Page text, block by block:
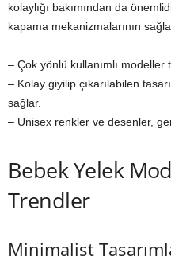
kolaylığı bakımından da
kapama mekanizmalarının
– Çok yönlü kullanımlı modeller
– Kolay giyilip çıkarılabilen
sağlar.
– Unisex renkler ve desenler,
Bebek Yelek
Trendler
Minimalist